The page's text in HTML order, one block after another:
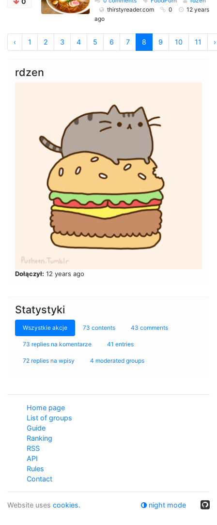
thirstyreader.com
0
12 years
ago
‹ 1 2 3 4 5 6 7 8 9 10 11 ›
rdzen
Dołączył: 12 years ago
Statystyki
Wszystkie akcje 73 contents 43 comments
73 replies na komentarze 41 entries
72 replies na wpisy 4 moderated groups
Home page
List of groups
Guide
Ranking
RSS
API
Rules
Contact
Website uses cookies. night mode